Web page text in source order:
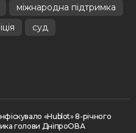
міжнародна підтримка
суд
«Hublot» 8-річного
голови ДніпроОВА